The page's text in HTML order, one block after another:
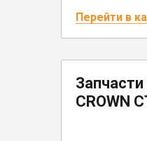
Перейти в
CROWN